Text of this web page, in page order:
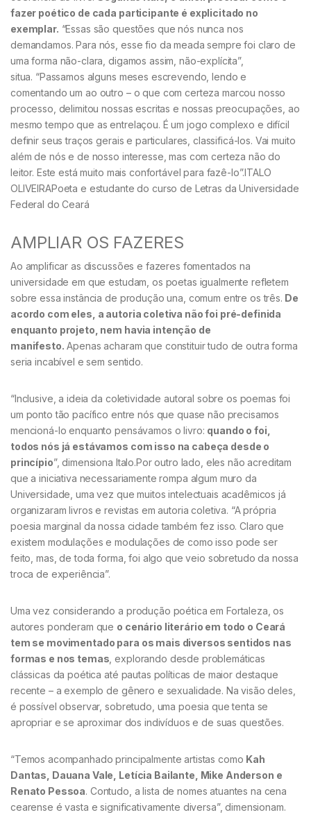
fazer poético de cada participante é explicitado no
exemplar. “Essas são questões que nós nunca nos
demandamos. Para nós, esse fio da meada sempre foi claro de
uma forma não-clara, digamos assim, não-explícita”,
situa. “Passamos alguns meses escrevendo, lendo e
comentando um ao outro – o que com certeza marcou nosso
processo, delimitou nossas escritas e nossas preocupações, ao
mesmo tempo que as entrelaçou. É um jogo complexo e difícil
definir seus traços gerais e particulares, classificá-los. Vai muito
além de nós e de nosso interesse, mas com certeza não do
leitor. Este está muito mais confortável para fazê-lo”.ITALO
OLIVEIRAPoeta e estudante do curso de Letras da Universidade
Federal do Ceará
AMPLIAR OS FAZERES
Ao amplificar as discussões e fazeres fomentados na
universidade em que estudam, os poetas igualmente refletem
sobre essa instância de produção una, comum entre os três. De
acordo com eles, a autoria coletiva não foi pré-definida
enquanto projeto, nem havia intenção de
manifesto. Apenas acharam que constituir tudo de outra forma
seria incabível e sem sentido.
“Inclusive, a ideia da coletividade autoral sobre os poemas foi
um ponto tão pacífico entre nós que quase não precisamos
mencioná-lo enquanto pensávamos o livro: quando o foi,
todos nós já estávamos com isso na cabeça desde o
princípio”, dimensiona Italo.Por outro lado, eles não acreditam
que a iniciativa necessariamente rompa algum muro da
Universidade, uma vez que muitos intelectuais acadêmicos já
organizaram livros e revistas em autoria coletiva. “A própria
poesia marginal da nossa cidade também fez isso. Claro que
existem modulações e modulações de como isso pode ser
feito, mas, de toda forma, foi algo que veio sobretudo da nossa
troca de experiência”.
Uma vez considerando a produção poética em Fortaleza, os
autores ponderam que o cenário literário em todo o Ceará
tem se movimentado para os mais diversos sentidos nas
formas e nos temas , explorando desde problemáticas
clássicas da poética até pautas políticas de maior destaque
recente – a exemplo de gênero e sexualidade. Na visão deles,
é possível observar, sobretudo, uma poesia que tenta se
apropriar e se aproximar dos indivíduos e de suas questões.
“Temos acompanhado principalmente artistas como Kah
Dantas, Dauana Vale, Letícia Bailante, Mike Anderson e
Renato Pessoa. Contudo, a lista de nomes atuantes na cena
cearense é vasta e significativamente diversa”, dimensionam.